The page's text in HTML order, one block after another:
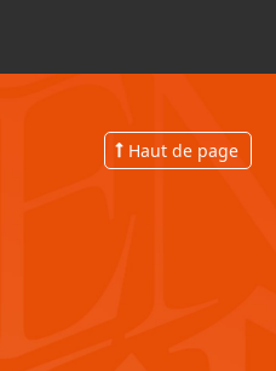
Haut de page